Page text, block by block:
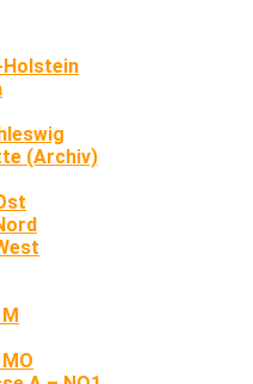
Holstein
(Archiv)